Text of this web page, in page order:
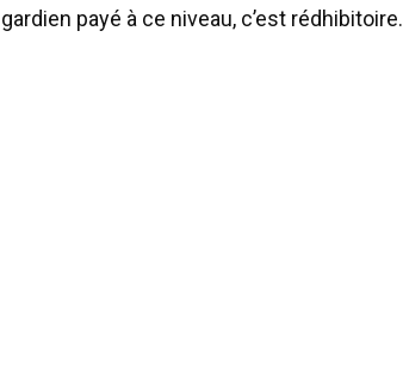
gardien payé à ce niveau, c’est rédhibitoire.